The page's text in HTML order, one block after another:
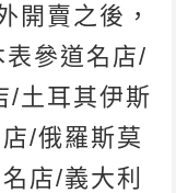
開賣之後，
參道名店/
/土耳其伊斯
/俄羅斯莫
店/義大利